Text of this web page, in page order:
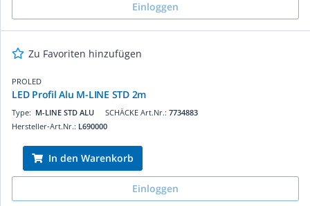
Einloggen
Zu Favoriten hinzufügen
PROLED
LED Profil Alu M-LINE STD 2m
SCHÄCKE Art.Nr.: 7734883
Type: M-LINE STD ALU
Hersteller-Art.Nr.: L690000
In den Warenkorb
Einloggen